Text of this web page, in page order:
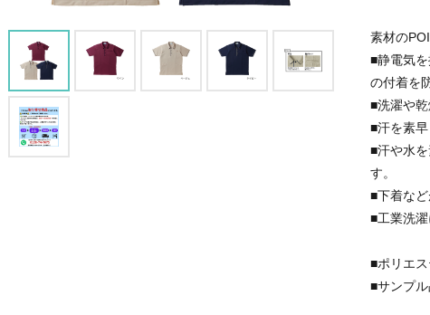
素材の
■静電気
の付着を
■洗濯や乾
■汗を素
■汗や水
す。
■下着など
■工業洗濯
■ポリエ
■サンプ